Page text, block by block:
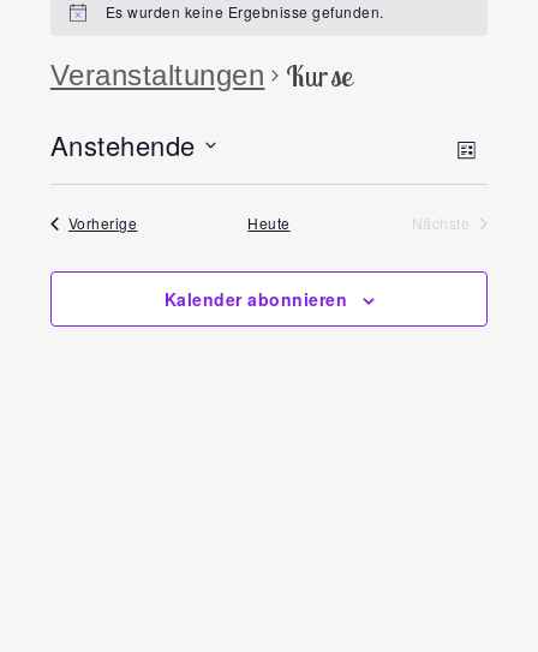
Es wurden keine Ergebnisse gefunden.
Veranstaltungen Kurse
Liste
Anstehende
Datum
wählen.
Vorherige VeranstaltungenHeute
Nächste
Kalender abonnieren